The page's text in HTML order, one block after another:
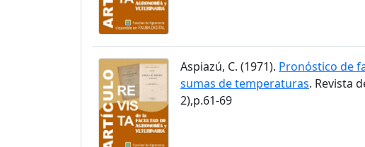
Aspiazú, C. (1971). Pronóstico de
sumas de temperaturas. Revista
2),p.61-69